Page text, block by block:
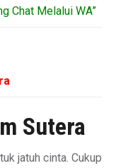
Chat Melalui WA”
Sutera
jatuh cinta. Cukup